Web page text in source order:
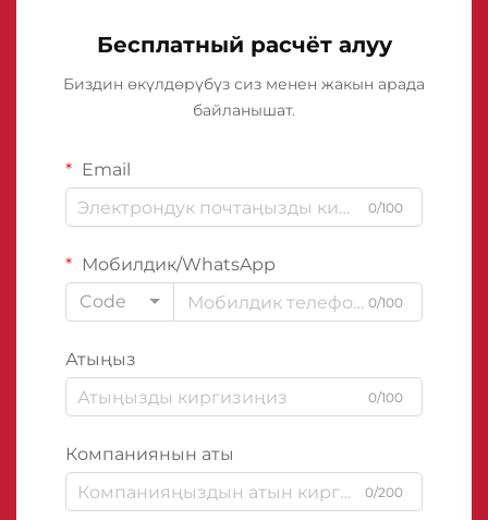
Бесплатный расчёт алуу
Биздин өкүлдөрүбүз сиз менен жакын арада
байланышат.
Email
0/100
Мобилдик/WhatsApp
Code
0/100
Атыңыз
0/100
Компаниянын аты
0/200